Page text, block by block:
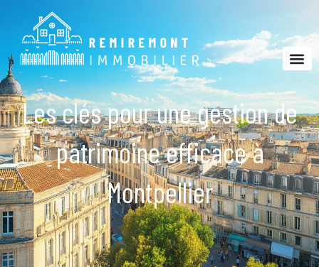
Les clés pour une gestion de
patrimoine efficace à
Montpellier